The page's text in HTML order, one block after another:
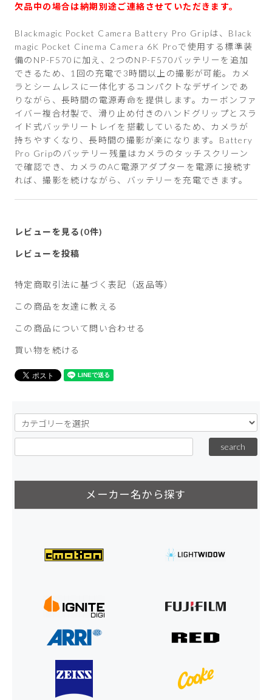
欠品中の場合は納期別途ご連絡させていただきます。
Blackmagic Pocket Camera Battery Pro Gripは、Black
magic Pocket Cinema Camera 6K Proで使用する標準装
備のNP-F570に加え、2つのNP-F570バッテリーを追加
できるため、1回の充電で3時間以上の撮影が可能。カメ
ラとシームレスに一体化するコンパクトなデザインであ
りながら、長時間の電源寿命を提供します。カーボンファ
イバー複合材製で、滑り止め付きのハンドグリップとスラ
イド式バッテリートレイを搭載しているため、カメラが
持ちやすくなり、長時間の撮影が楽になります。Battery
Pro Gripのバッテリー残量はカメラのタッチスクリーン
で確認でき、カメラのAC電源アダプターを電源に接続す
れば、撮影を続けながら、バッテリーを充電できます。
レビューを見る(0件)
レビューを投稿
特定商取引法に基づく表記（返品等）
この商品を友達に教える
この商品について問い合わせる
買い物を続ける
メーカー名から探す